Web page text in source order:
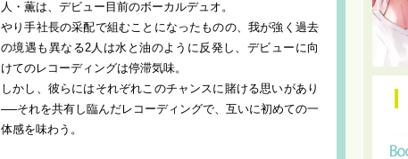
人・薫は、デビュー目前のボーカルデュオ。
やり手社長の采配で組むことになったものの、我が強く過去
の境遇も異なる2人は水と油のように反発し、デビューに向
けてのレコーディングは停滞気味。
しかし、彼らにはそれぞれこのチャンスに賭ける思いがあり
──それを共有し臨んだレコーディングで、互いに初めての一
体感を味わう。